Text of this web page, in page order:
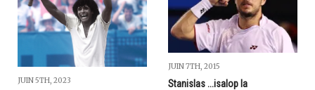
JUIN 5TH, 2023
JUIN 7TH, 2015
Stanislas ...isalop la